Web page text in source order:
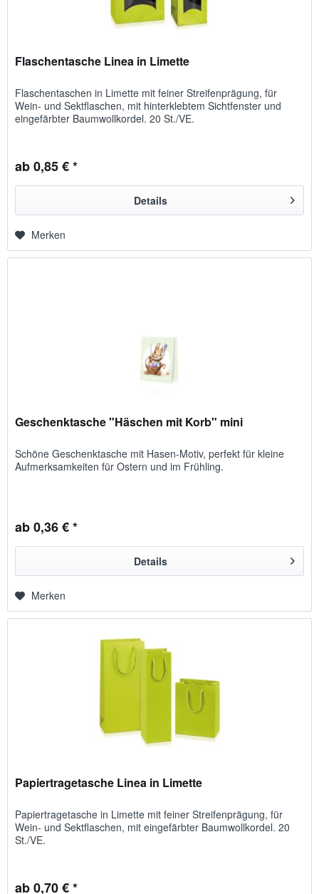
Flaschentasche Linea in Limette
Flaschentaschen in Limette mit feiner Streifenprägung, für
Wein- und Sektflaschen, mit hinterklebtem Sichtfenster und
eingefärbter Baumwollkordel. 20 St./VE.
ab 0,85 € *
Details
Merken
Geschenktasche "Häschen mit Korb" mini
Schöne Geschenktasche mit Hasen-Motiv, perfekt für kleine
Aufmerk­samkeiten für Ostern und im Frühling.
ab 0,36 € *
Details
Merken
Papiertragetasche Linea in Limette
Papiertragetasche in Limette mit feiner Streifenprägung, für
Wein- und Sektflaschen, mit eingefärbter Baumwollkordel. 20
St./VE.
ab 0,70 € *